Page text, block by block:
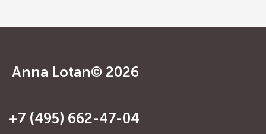
Anna Lotan© 2026
+7 (495) 662-47-04